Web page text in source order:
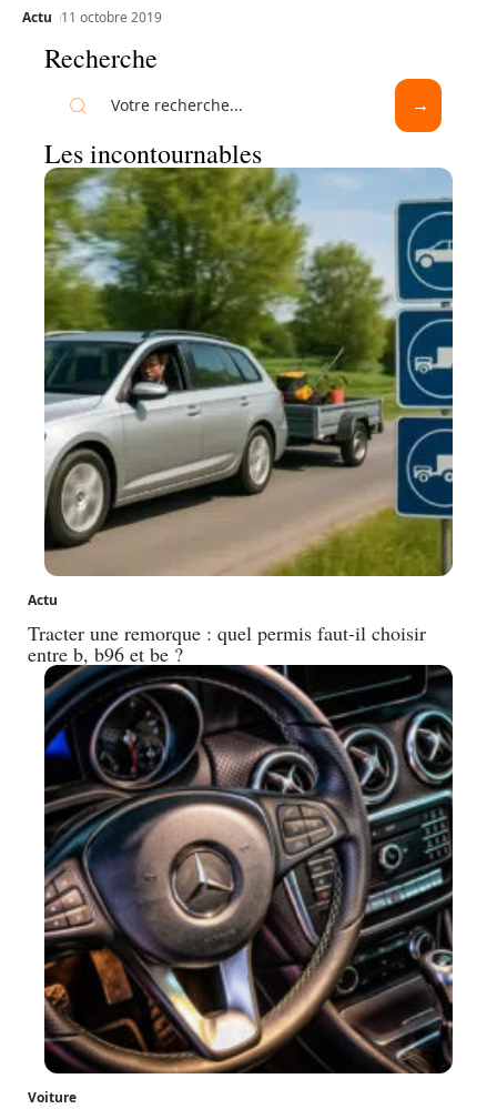
Actu 11 octobre 2019
Recherche
Les incontournables
Actu
Tracter une remorque : quel permis faut-il choisir
entre b, b96 et be ?
Voiture